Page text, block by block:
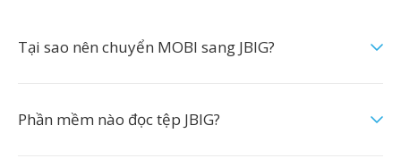
Tại sao nên chuyển MOBI sang JBIG?
Phần mềm nào đọc tệp JBIG?